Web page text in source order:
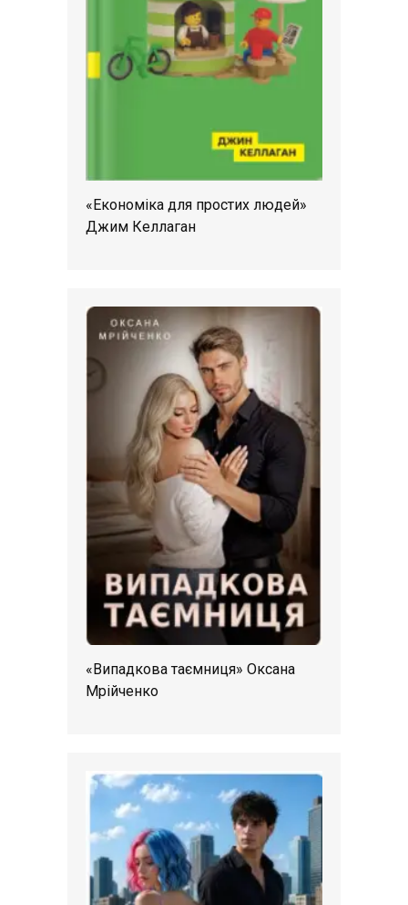
«Економіка для простих людей»
Джим Келлаган
«Випадкова таємниця» Оксана
Мрійченко